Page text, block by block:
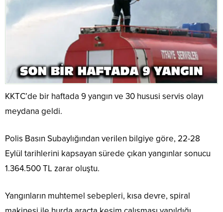
KKTC’de bir haftada 9 yangın ve 30 hususi servis olayı
meydana geldi.
Polis Basın Subaylığından verilen bilgiye göre, 22-28
Eylül tarihlerini kapsayan sürede çıkan yangınlar sonucu
1.364.500 TL zarar oluştu.
Yangınların muhtemel sebepleri, kısa devre, spiral